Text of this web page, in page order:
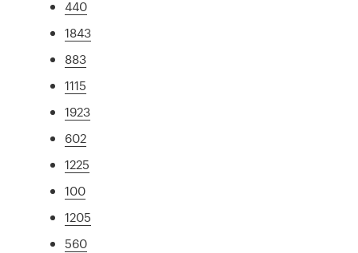
440
1843
883
1115
1923
602
1225
100
1205
560